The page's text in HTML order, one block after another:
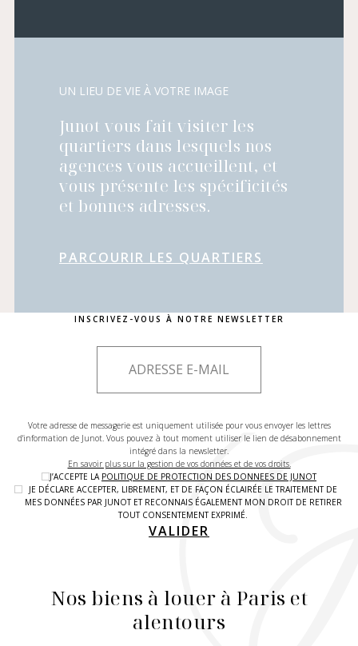
UN LIEU DE VIE À VOTRE IMAGE
Junot vous fait visiter les
quartiers dans lesquels nos
agences vous accueillent, et
vous présente les spécificités
et bonnes adresses.
PARCOURIR LES QUARTIERS
INSCRIVEZ-VOUS À NOTRE NEWSLETTER
Votre adresse de messagerie est uniquement utilisée pour vous envoyer les lettres
d'information de Junot. Vous pouvez à tout moment utiliser le lien de désabonnement
intégré dans la newsletter.
En savoir plus sur la gestion de vos données et de vos droits.
J’ACCEPTE LA POLITIQUE DE PROTECTION DES DONNEES DE JUNOT
JE DÉCLARE ACCEPTER, LIBREMENT, ET DE FAÇON ÉCLAIRÉE LE TRAITEMENT DE
MES DONNÉES PAR JUNOT ET RECONNAIS ÉGALEMENT MON DROIT DE RETIRER
TOUT CONSENTEMENT EXPRIMÉ.
VALIDER
Nos biens à louer à Paris et
alentours